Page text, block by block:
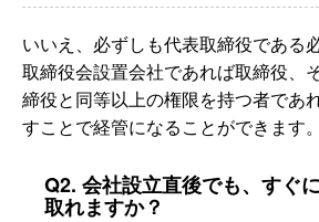
いいえ、必ずしも代表取締役である
取締役会設置会社であれば取締役、
締役と同等以上の権限を持つ者であ
すことで経管になることができます。
Q2. 会社設立直後でも、すぐ
取れますか？